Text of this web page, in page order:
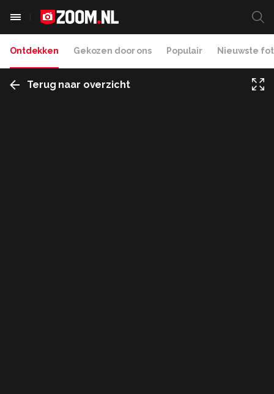
Ontdekken Gekozen door ons Populair Nieuwste
Terug naar overzicht